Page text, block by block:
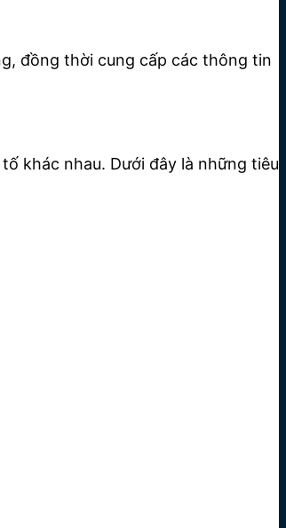
đồng thời cung cấp các thông tin
khác nhau. Dưới đây là những tiêu